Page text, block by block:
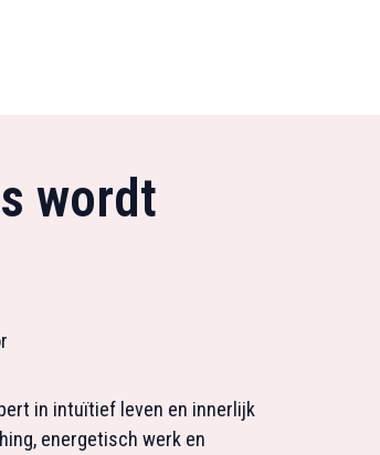
wordt
in intuïtief leven en innerlijk
energetisch werk en